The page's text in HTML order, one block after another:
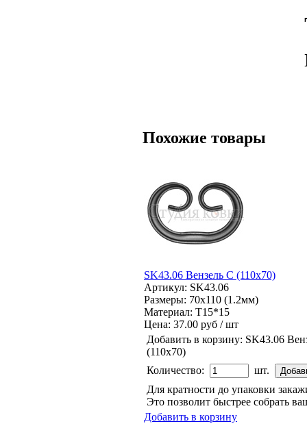
Похожие товары
SK43.06 Вензель С (110х70)
Артикул: SK43.06
Размеры: 70x110 (1.2мм)
Материал: Т15*15
Цена: 37.00 руб / шт
Добавить в корзину: SK43.06
(110х70)
Количество:
шт.
Для кратности до упаковки
Это позволит быстрее собрать
Добавить в корзину